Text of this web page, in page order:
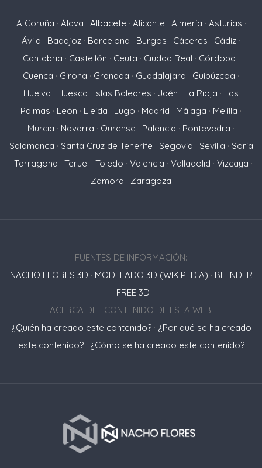
A Coruña · Álava · Albacete · Alicante · Almería · Asturias ·
Ávila · Badajoz · Barcelona · Burgos · Cáceres · Cádiz ·
Cantabria · Castellón · Ceuta · Ciudad Real · Córdoba ·
Cuenca · Girona · Granada · Guadalajara · Guipúzcoa ·
Huelva · Huesca · Islas Baleares · Jaén · La Rioja · Las
Palmas · León · Lleida · Lugo · Madrid · Málaga · Melilla ·
Murcia · Navarra · Ourense · Palencia · Pontevedra ·
Salamanca · Santa Cruz de Tenerife · Segovia · Sevilla · Soria
· Tarragona · Teruel · Toledo · Valencia · Valladolid · Vizcaya ·
Zamora · Zaragoza
FUENTES DE INFORMACIÓN:
NACHO FLORES 3D · MODELADO 3D (WIKIPEDIA) · BLENDER
· FREE 3D
ACERCA DEL CONTENIDO DE ESTA WEB:
¿Quién ha creado este contenido?· ¿Por qué se ha creado
este contenido?· ¿Cómo se ha creado este contenido?